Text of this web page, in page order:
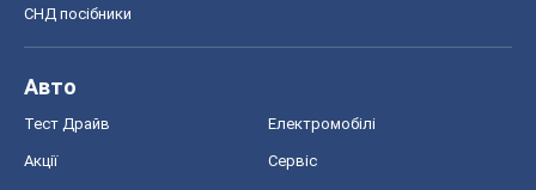
СНД посібники
Авто
Тест Драйв Електромобілі
Акції Сервіс